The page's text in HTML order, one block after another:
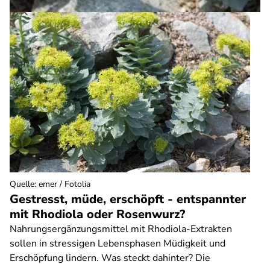
Gestresst, müde, erschöpft - entspannter
mit Rhodiola oder Rosenwurz?
Nahrungsergänzungsmittel mit Rhodiola-Extrakten
sollen in stressigen Lebensphasen Müdigkeit und
Erschöpfung lindern. Was steckt dahinter? Die
Quelle: emer / Fotolia